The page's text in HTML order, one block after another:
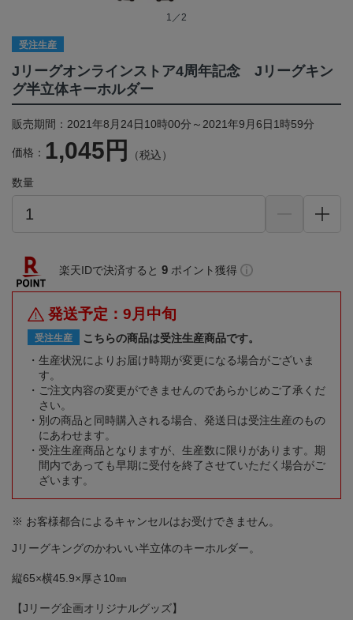
1／2
受注生産
Jリーグオンラインストア4周年記念 Jリーグキン
グ半立体キーホルダー
販売期間：2021年8月24日10時00分～2021年9月6日1時59分
価格： 1,045円 （税込）
数量
楽天IDで決済すると 9 ポイント獲得
発送予定：9月中旬
受注生産
こちらの商品は受注生産商品です。
生産状況によりお届け時期が変更になる場合がございま
す。
ご注文内容の変更ができませんのであらかじめご了承くだ
さい。
別の商品と同時購入される場合、発送日は受注生産のもの
にあわせます。
受注生産商品となりますが、生産数に限りがあります。期
間内であっても早期に受付を終了させていただく場合がご
ざいます。
※ お客様都合によるキャンセルはお受けできません。
Jリーグキングのかわいい半立体のキーホルダー。
縦65×横45.9×厚さ10㎜
【Jリーグ企画オリジナルグッズ】